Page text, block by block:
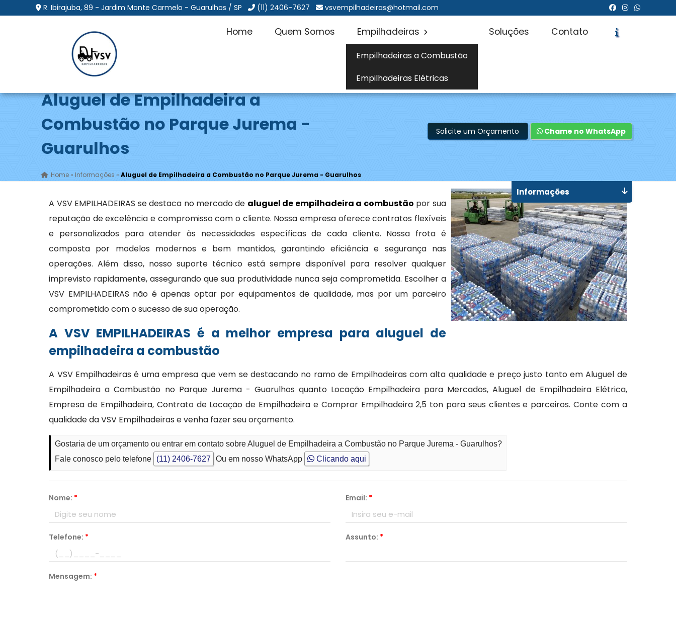
R. Ibirajuba, 89 - Jardim Monte Carmelo - Guarulhos / SP (11) 2406-7627 vsvempilhadeiras@hotmail.com
Home Quem Somos Empilhadeiras
Empilhadeiras a Combustão
Empilhadeiras Elétricas
Soluções Contato
Aluguel de Empilhadeira a
Combustão no Parque Jurema -
Guarulhos
Home »Informações »Aluguel de Empilhadeira a Combustão no Parque Jurema - Guarulhos
Solicite um Orçamento Chame no WhatsApp
A VSV EMPILHADEIRAS se destaca no mercado de aluguel de empilhadeira a combustão por sua
reputação de excelência e compromisso com o cliente. Nossa empresa oferece contratos flexíveis
e personalizados para atender às necessidades específicas de cada cliente. Nossa frota é
composta por modelos modernos e bem mantidos, garantindo eficiência e segurança nas
operações. Além disso, nosso suporte técnico está sempre disponível para resolver qualquer
imprevisto rapidamente, assegurando que sua produtividade nunca seja comprometida. Escolher a
VSV EMPILHADEIRAS não é apenas optar por equipamentos de qualidade, mas por um parceiro
comprometido com o sucesso de sua operação.
A VSV EMPILHADEIRAS é a melhor empresa para aluguel de
empilhadeira a combustão
A VSV Empilhadeiras é uma empresa que vem se destacando no ramo de Empilhadeiras com alta qualidade e preço justo tanto em Aluguel de
Empilhadeira a Combustão no Parque Jurema - Guarulhos quanto Locação Empilhadeira para Mercados, Aluguel de Empilhadeira Elétrica,
Empresa de Empilhadeira, Contrato de Locação de Empilhadeira e Comprar Empilhadeira 2,5 ton para seus clientes e parceiros. Conte com a
qualidade da VSV Empilhadeiras e venha fazer seu orçamento.
Gostaria de um orçamento ou entrar em contato sobre Aluguel de Empilhadeira a Combustão no Parque Jurema - Guarulhos?
Fale conosco pelo telefone
(11) 2406-7627 Ou em nosso WhatsApp Clicando aqui
Nome: * Email: *
Telefone: * Assunto: *
Mensagem: *
Informações